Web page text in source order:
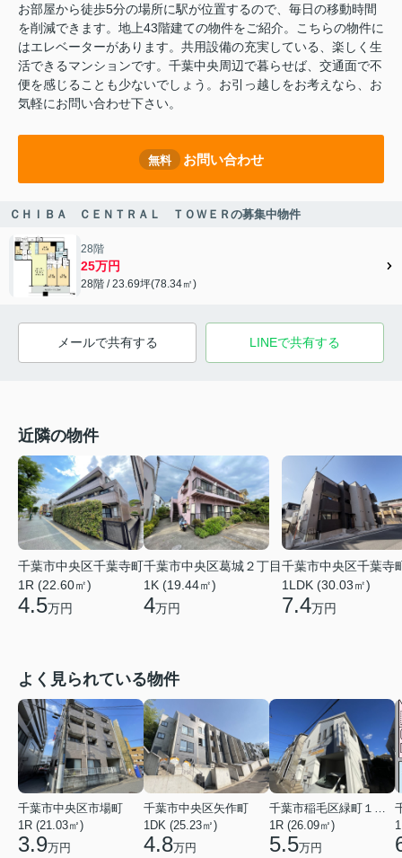
お部屋から徒歩5分の場所に駅が位置するので、毎日の移動時間
を削減できます。地上43階建ての物件をご紹介。こちらの物件に
はエレベーターがあります。共用設備の充実している、楽しく生
活できるマンションです。千葉中央周辺で暮らせば、交通面で不
便を感じることも少ないでしょう。お引っ越しをお考えなら、お
気軽にお問い合わせ下さい。
無料 お問い合わせ
ＣＨＩＢＡ ＣＥＮＴＲＡＬ ＴＯＷＥＲの募集中物件
28階
25万円
28階 / 23.69坪(78.34㎡)
メールで共有する LINEで共有する
近隣の物件
千葉市中央区千葉寺町
1R (22.60㎡)
4.5万円
千葉市中央区葛城２丁目
1K (19.44㎡)
4万円
千葉市中央区千葉寺
1LDK (30.03㎡)
7.4万円
よく見られている物件
千葉市中央区市場町
1R (21.03㎡)
3.9万円
千葉市中央区矢作町
1DK (25.23㎡)
4.8万円
千葉市稲毛区緑町１丁目
1R (26.09㎡)
5.5万円